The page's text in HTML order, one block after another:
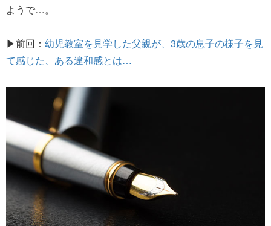
ようで…。
▶前回： 幼児教室を見学した父親が、3歳の息子の様子を見
て感じた、ある違和感とは…